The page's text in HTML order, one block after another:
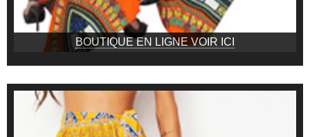
BOUTIQUE EN LIGNE VOIR ICI